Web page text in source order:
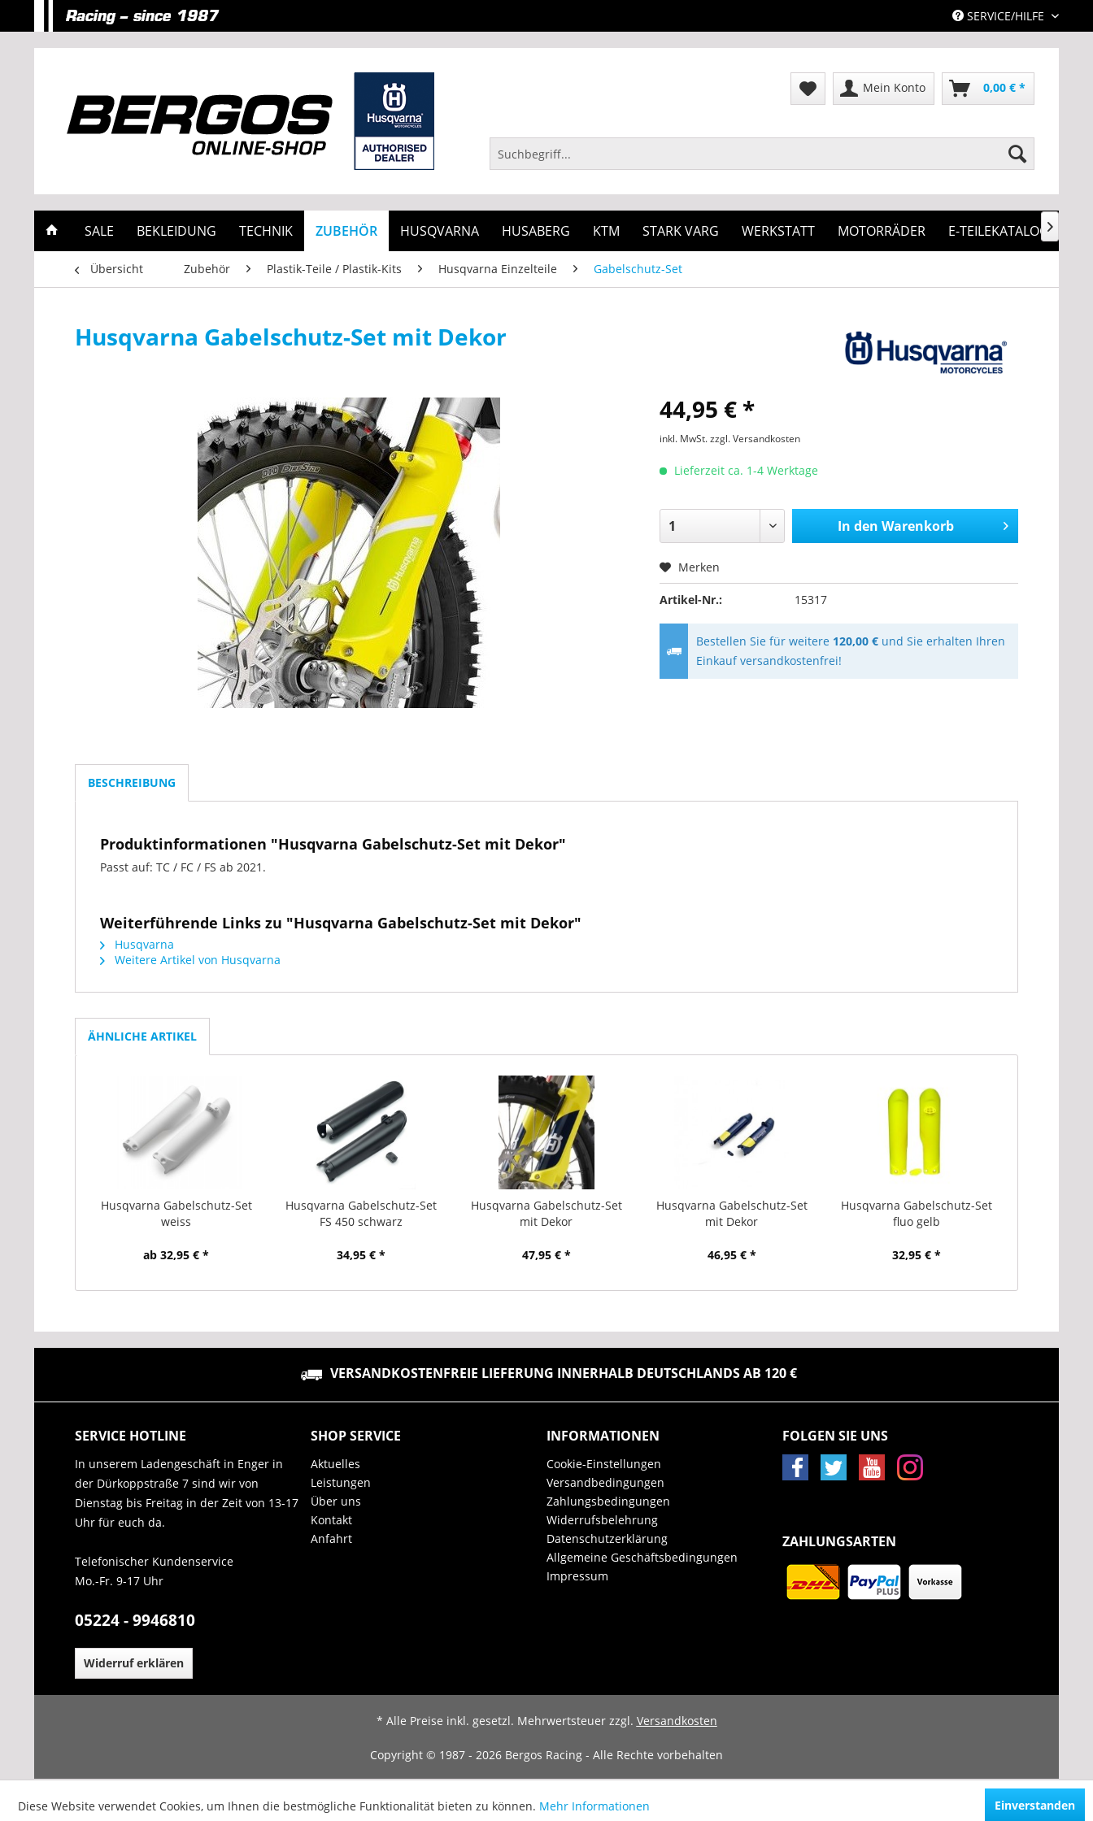
SERVICE/HILFE
Mein Konto 0,00 € *
SALE BEKLEIDUNG TECHNIK ZUBEHÖR HUSQVARNA HUSABERG KTM STARK VARG WERKSTATT MOTORRÄDER E-TEILEKATALOG
Übersicht Zubehör Plastik-Teile / Plastik-Kits Husqvarna Einzelteile Gabelschutz-Set
Husqvarna Gabelschutz-Set mit Dekor
44,95 € *
inkl. MwSt.zzgl. Versandkosten
Lieferzeit ca. 1-4 Werktage
In den Warenkorb
Merken
Artikel-Nr.: 15317
Bestellen Sie für weitere 120,00 € und Sie erhalten Ihren
Einkauf versandkostenfrei!
BESCHREIBUNG
Produktinformationen "Husqvarna Gabelschutz-Set mit Dekor"
Passt auf: TC / FC / FS ab 2021.
Weiterführende Links zu "Husqvarna Gabelschutz-Set mit Dekor"
Husqvarna
Weitere Artikel von Husqvarna
ÄHNLICHE ARTIKEL
Husqvarna Gabelschutz-Set
weiss
ab 32,95 € *
Husqvarna Gabelschutz-Set
FS 450 schwarz
34,95 € *
Husqvarna Gabelschutz-Set
mit Dekor
47,95 € *
Husqvarna Gabelschutz-Set
mit Dekor
46,95 € *
Husqvarna Gabelschutz-Set
fluo gelb
32,95 € *
VERSANDKOSTENFREIE LIEFERUNG INNERHALB DEUTSCHLANDS AB 120 €
SERVICE HOTLINE
In unserem Ladengeschäft in Enger in
der Dürkoppstraße 7 sind wir von
Dienstag bis Freitag in der Zeit von 13-17
Uhr für euch da.
Telefonischer Kundenservice
Mo.-Fr. 9-17 Uhr
05224 - 9946810
Widerruf erklären
SHOP SERVICE
Aktuelles
Leistungen
Über uns
Kontakt
Anfahrt
INFORMATIONEN
Cookie-Einstellungen
Versandbedingungen
Zahlungsbedingungen
Widerrufsbelehrung
Datenschutzerklärung
Allgemeine Geschäftsbedingungen
Impressum
FOLGEN SIE UNS
ZAHLUNGSARTEN
* Alle Preise inkl. gesetzl. Mehrwertsteuer zzgl. Versandkosten
Copyright © 1987 - 2026 Bergos Racing - Alle Rechte vorbehalten
Diese Website verwendet Cookies, um Ihnen die bestmögliche Funktionalität bieten zu können. Mehr Informationen Einverstanden